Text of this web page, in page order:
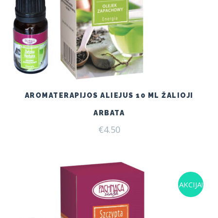
AROMATERAPIJOS ALIEJUS 10 ML ŽALIOJI
ARBATA
€4.50
AKCIJA!